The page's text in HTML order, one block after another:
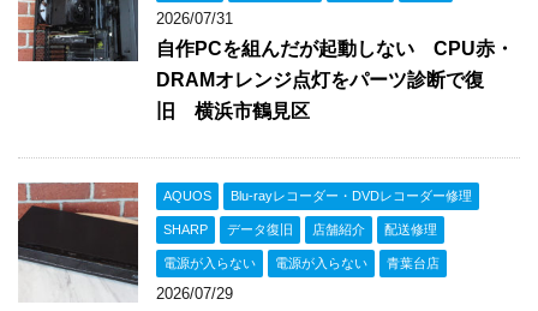
2026/07/31
自作PCを組んだが起動しない CPU赤・
DRAMオレンジ点灯をパーツ診断で復
旧 横浜市鶴見区
AQUOS Blu-rayレコーダー・DVDレコーダー修理
SHARP データ復旧 店舗紹介 配送修理
電源が入らない 電源が入らない 青葉台店
2026/07/29